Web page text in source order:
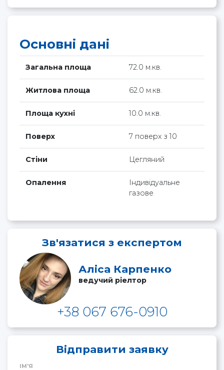
Основні дані
Загальна площа 72.0 м.кв.
Житлова площа 62.0 м.кв.
Площа кухні 10.0 м.кв.
Поверх 7 поверх з 10
Стіни Цегляний
Опалення
Індивідуальне
газове
Зв'язатися з експертом
Аліса Карпенко
ведучий ріелтор
+38 067 676-0910
Відправити заявку
ІМ'Я